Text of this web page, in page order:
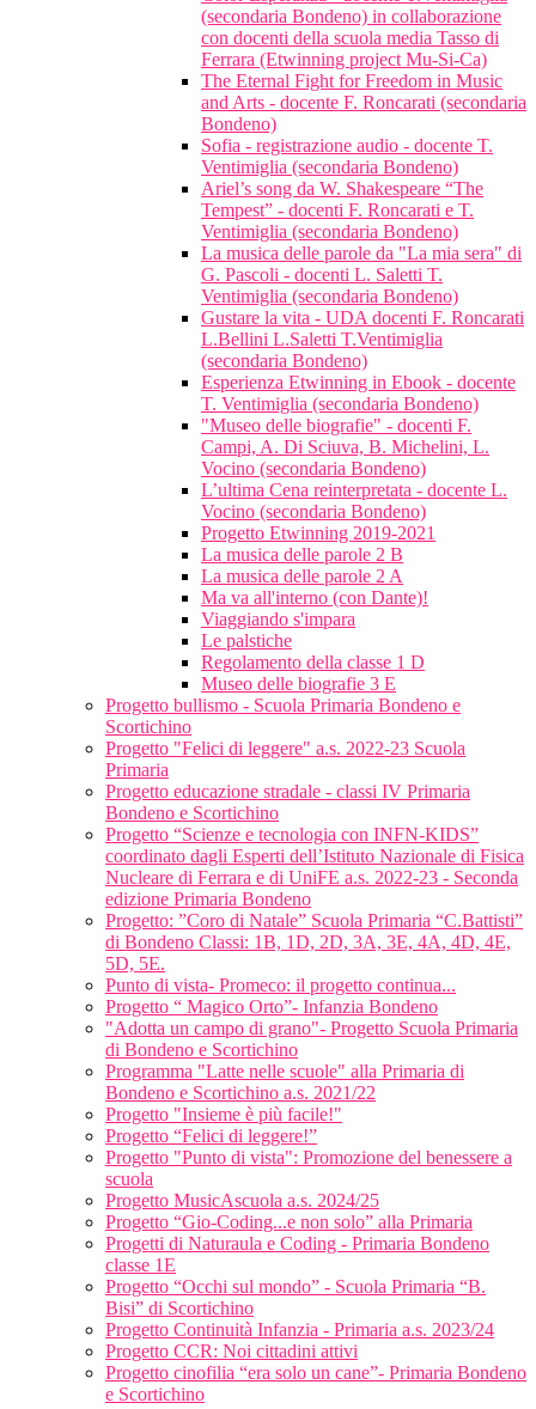
(secondaria Bondeno) in collaborazione
con docenti della scuola media Tasso di
Ferrara (Etwinning project Mu-Si-Ca)
The Eternal Fight for Freedom in Music
and Arts - docente F. Roncarati (secondaria
Bondeno)
Sofia - registrazione audio - docente T.
Ventimiglia (secondaria Bondeno)
Ariel’s song da W. Shakespeare “The
Tempest” - docenti F. Roncarati e T.
Ventimiglia (secondaria Bondeno)
La musica delle parole da "La mia sera" di
G. Pascoli - docenti L. Saletti T.
Ventimiglia (secondaria Bondeno)
Gustare la vita - UDA docenti F. Roncarati
L.Bellini L.Saletti T.Ventimiglia
(secondaria Bondeno)
Esperienza Etwinning in Ebook - docente
T. Ventimiglia (secondaria Bondeno)
"Museo delle biografie" - docenti F.
Campi, A. Di Sciuva, B. Michelini, L.
Vocino (secondaria Bondeno)
L’ultima Cena reinterpretata - docente L.
Vocino (secondaria Bondeno)
Progetto Etwinning 2019-2021
La musica delle parole 2 B
La musica delle parole 2 A
Ma va all'interno (con Dante)!
Viaggiando s'impara
Le palstiche
Regolamento della classe 1 D
Museo delle biografie 3 E
Progetto bullismo - Scuola Primaria Bondeno e
Scortichino
Progetto "Felici di leggere" a.s. 2022-23 Scuola
Primaria
Progetto educazione stradale - classi IV Primaria
Bondeno e Scortichino
Progetto “Scienze e tecnologia con INFN-KIDS”
coordinato dagli Esperti dell’Istituto Nazionale di Fisica
Nucleare di Ferrara e di UniFE a.s. 2022-23 - Seconda
edizione Primaria Bondeno
Progetto: ”Coro di Natale” Scuola Primaria “C.Battisti”
di Bondeno Classi: 1B, 1D, 2D, 3A, 3E, 4A, 4D, 4E,
5D, 5E.
Punto di vista- Promeco: il progetto continua...
Progetto “ Magico Orto”- Infanzia Bondeno
"Adotta un campo di grano"- Progetto Scuola Primaria
di Bondeno e Scortichino
Programma "Latte nelle scuole" alla Primaria di
Bondeno e Scortichino a.s. 2021/22
Progetto "Insieme è più facile!"
Progetto “Felici di leggere!”
Progetto "Punto di vista": Promozione del benessere a
scuola
Progetto MusicAscuola a.s. 2024/25
Progetto “Gio-Coding...e non solo” alla Primaria
Progetti di Naturaula e Coding - Primaria Bondeno
classe 1E
Progetto “Occhi sul mondo” - Scuola Primaria “B.
Bisi” di Scortichino
Progetto Continuità Infanzia - Primaria a.s. 2023/24
Progetto CCR: Noi cittadini attivi
Progetto cinofilia “era solo un cane”- Primaria Bondeno
e Scortichino